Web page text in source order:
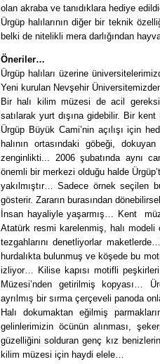
olan akraba ve tanıdıklara hediye
Ürgüp halılarının diğer bir teknik
belki de nitelikli mera darlığından
Öneriler…
Ürgüp halıları üzerine
Yeni kurulan Nevşehir
Bir halı kilim müzesi de acil
satılarak yurt dışına gidebilir. Bir kent
Ürgüp Büyük Cami’nin açılışı için
halının ortasındaki göbeği,
zenginlikti... 2006 şubatında aynı
önemli bir merkezi olduğu halde
yakılmıştır… Sadece örnek seçilen
gösterir. Zararın burasından
İnsan hayaliyle yaşarmış… Kent
Atatürk resmi karelenmiş, halı
tezgahlarını denetliyorlar
hurdalıkta bulunmuş ve köşede bu
izliyor… Kilise kapısı motifli
Müzesi’nden getirilmiş kopyası…
ayrılmış bir sırma çerçeveli panoda
Halı dokumaktan eğilmiş
gelinlerimizin öcünün alınması,
güzelliğini solduran genç kız
kilim müzesi için haydi elele…